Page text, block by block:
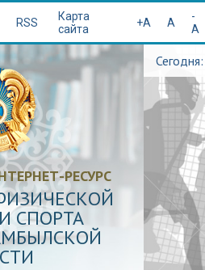
RSS
Карта
сайта
+A A
-
A
РЕСУРС
СПОРТА